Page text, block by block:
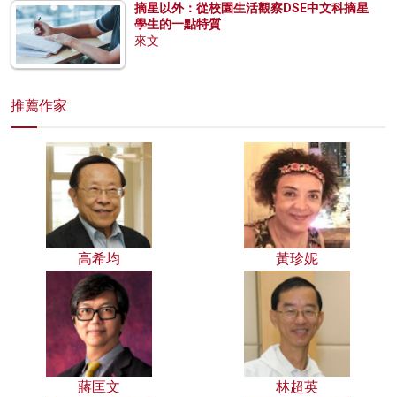
摘星以外：從校園生活觀察DSE中文科摘星
學生的一點特質
來文
推薦作家
高希均 黃珍妮
蔣匡文 林超英